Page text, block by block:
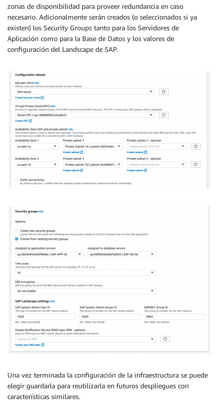
zonas de disponibilidad para proveer redundancia en caso
necesario. Adicionalmente serán creados (o seleccionados si ya
existen) los Security Groups tanto para los Servidores de
Aplicación como para la Base de Datos y los valores de
configuración del Landscape de SAP.
Una vez terminada la configuración de la infraestructura se puede
elegir guardarla para reutilizarla en futuros despliegues con
características similares.